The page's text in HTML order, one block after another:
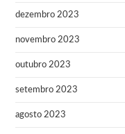
dezembro 2023
novembro 2023
outubro 2023
setembro 2023
agosto 2023